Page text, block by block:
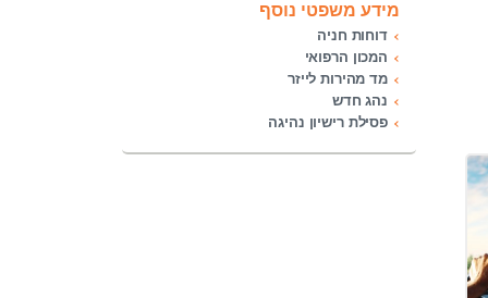
מידע משפטי נוסף
דוחות חניה
המכון הרפואי
מד מהירות לייזר
נהג חדש
פסילת רישיון נהיגה